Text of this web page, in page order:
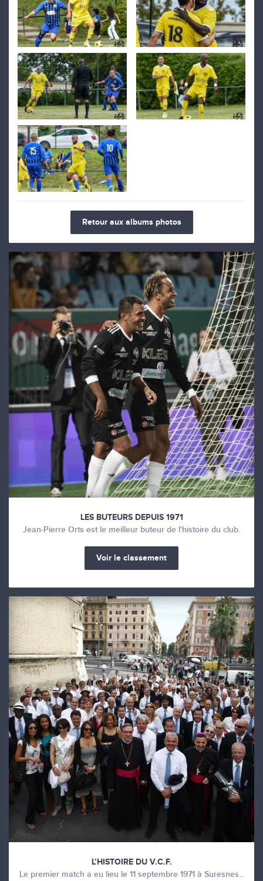
Retour aux albums photos
LES BUTEURS DEPUIS 1971
Jean-Pierre Orts est le meilleur buteur de l'histoire du club.
Voir le classement
L’HISTOIRE DU V.C.F.
Le premier match a eu lieu le 11 septembre 1971 à Suresnes...